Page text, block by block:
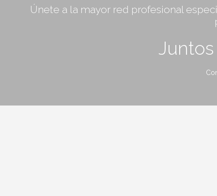
Únete a la mayor red profesional